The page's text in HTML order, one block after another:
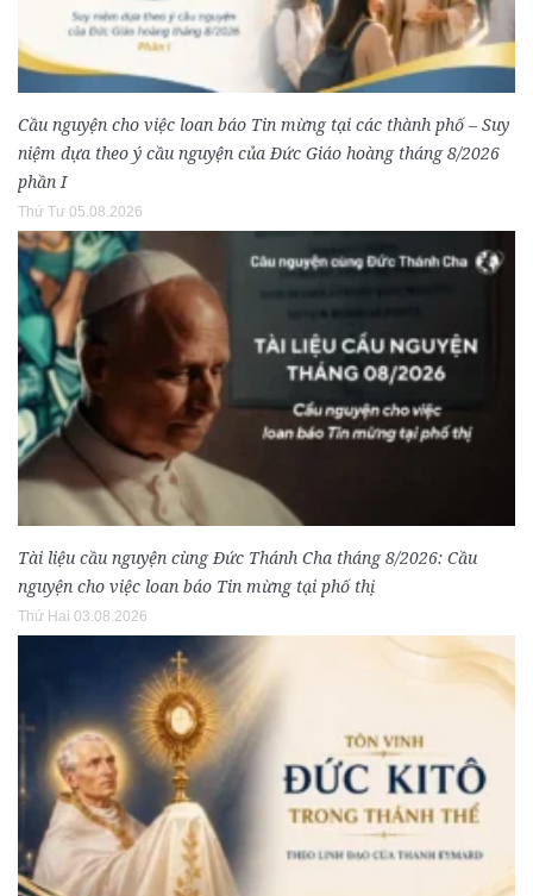
Cầu nguyện cho việc loan báo Tin mừng tại các thành phố – Suy
niệm dựa theo ý cầu nguyện của Đức Giáo hoàng tháng 8/2026
phần I
Thứ Tư 05.08.2026
Tài liệu cầu nguyện cùng Đức Thánh Cha tháng 8/2026: Cầu
nguyện cho việc loan báo Tin mừng tại phố thị
Thứ Hai 03.08.2026